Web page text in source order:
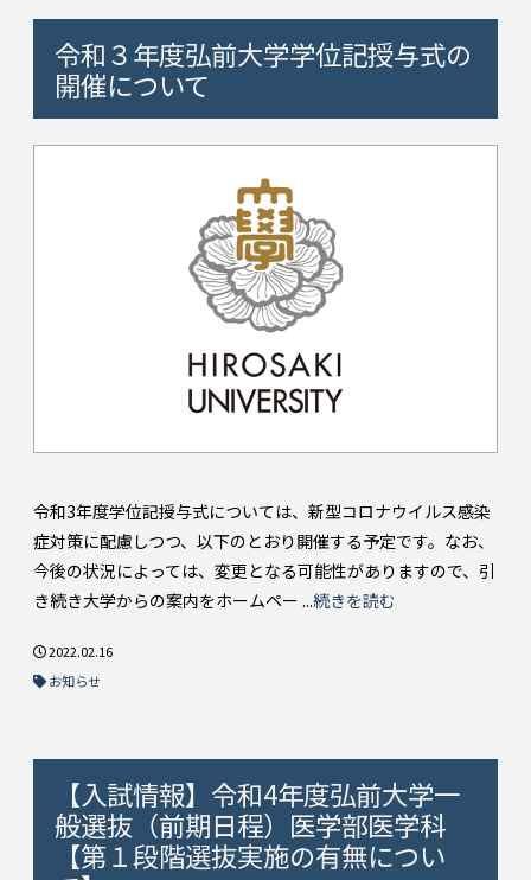
令和３年度弘前大学学位記授与式の
開催について
令和3年度学位記授与式については、新型コロナウイルス感染
症対策に配慮しつつ、以下のとおり開催する予定です。なお、
今後の状況によっては、変更となる可能性がありますので、引
き続き大学からの案内をホームペー ...続きを読む
2022.02.16
お知らせ
【入試情報】令和4年度弘前大学一
般選抜（前期日程）医学部医学科
【第１段階選抜実施の有無につい